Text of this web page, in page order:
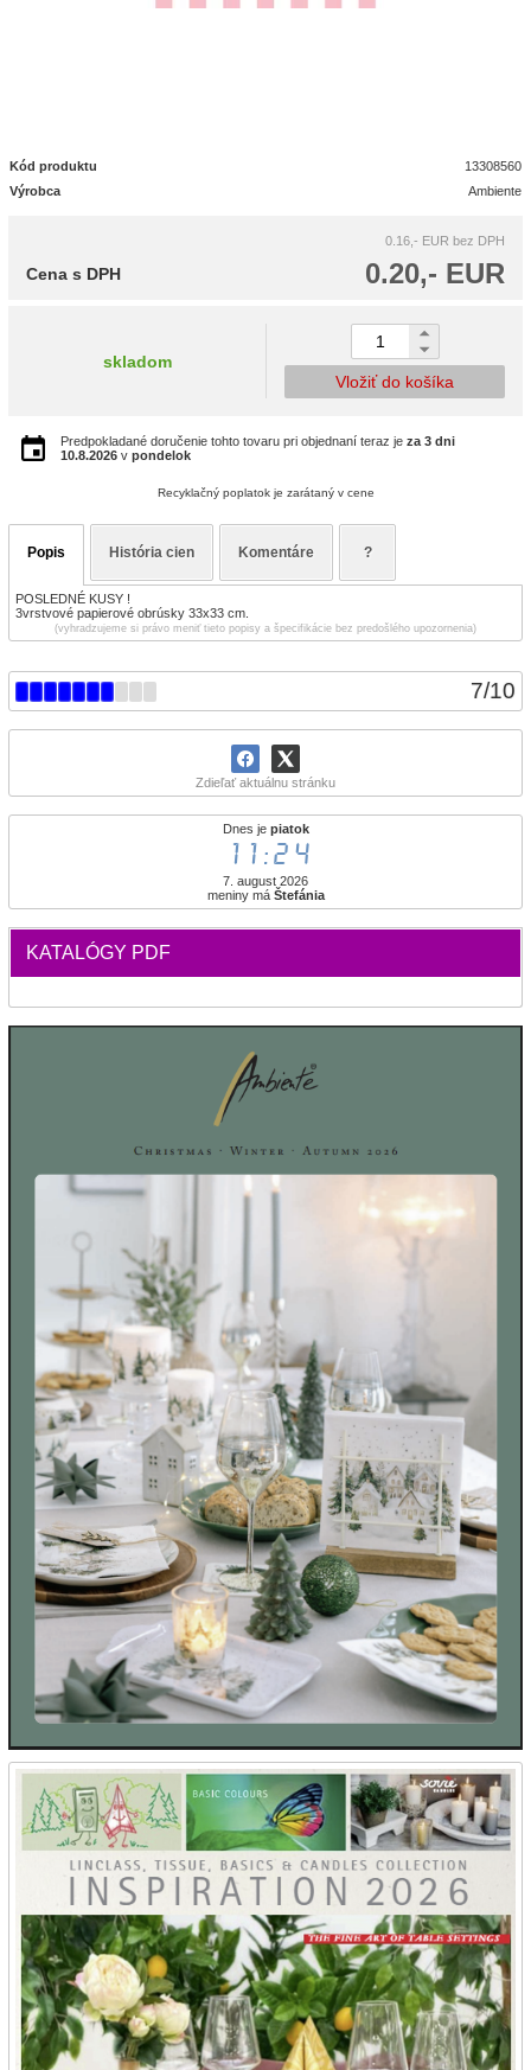
7/10
Zdieľať aktuálnu stránku
Dnes je piatok
11:24
7. august 2026
meniny má Štefánia
KATALÓGY PDF
Kód produktu
13308560
Výrobca
Ambiente
0.16,- EUR bez DPH
0.20,- EUR
Cena s DPH
skladom
Vložiť do košíka
Predpokladané doručenie tohto tovaru pri objednaní teraz je za 3 dni
10.8.2026 v pondelok
Recyklačný poplatok je zarátaný v cene
Popis História cien Komentáre ?
POSLEDNÉ KUSY !
3vrstvové papierové obrúsky 33x33 cm.
(vyhradzujeme si právo meniť tieto popisy a špecifikácie bez predošlého upozornenia)